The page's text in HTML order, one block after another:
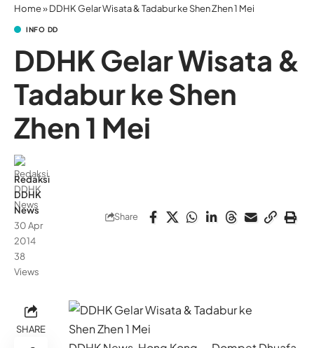
Home»DDHK Gelar Wisata & Tadabur ke Shen Zhen 1 Mei
INFO DD
DDHK Gelar Wisata &
Tadabur ke Shen
Zhen 1 Mei
Redaksi
DDHK
News
30 Apr
2014
38
Views
Share
SHARE